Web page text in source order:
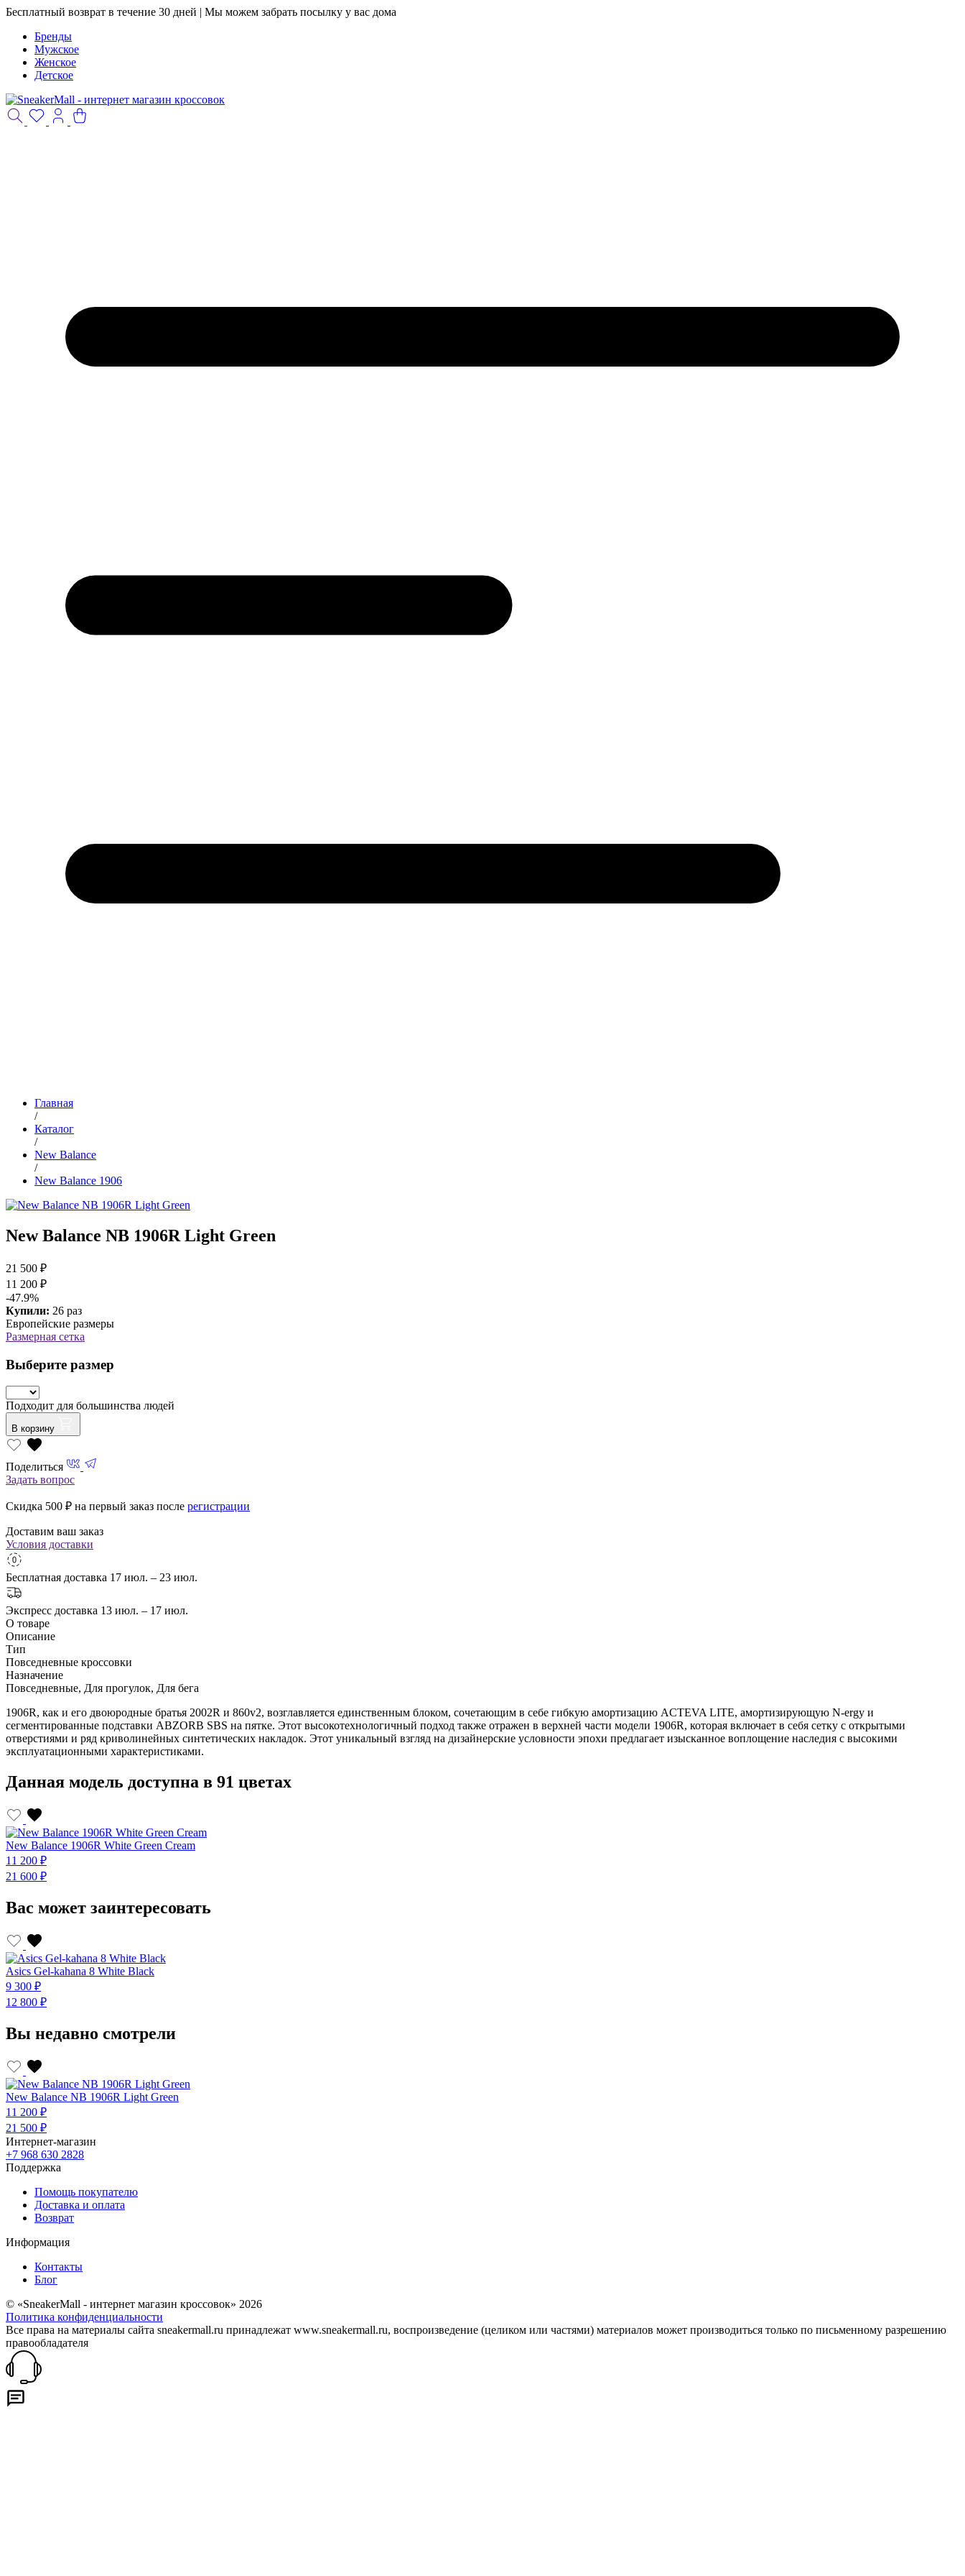
Бесплатный возврат в течение 30 дней | Мы можем забрать посылку у вас дома
Бренды
Мужское
Женское
Детское
Главная
/
Каталог
/
New Balance
/
New Balance 1906
New Balance NB 1906R Light Green
21 500 ₽
11 200 ₽
-47.9%
Купили: 26 раз
Европейские размеры
Размерная сетка
Выберите размер
Подходит для большинства людей
В корзину
Поделиться
Задать вопрос
Скидка 500 ₽ на первый заказ после регистрации
Доставим ваш заказ
Условия доставки
Бесплатная доставка 17 июл. – 23 июл.
Экспресс доставка 13 июл. – 17 июл.
О товаре
Описание
Тип
Повседневные кроссовки
Назначение
Повседневные, Для прогулок, Для бега
1906R, как и его двоюродные братья 2002R и 860v2, возглавляется единственным блоком, сочетающим в себе гибкую амортизацию ACTEVA LITE, амортизирующую N-ergy и
сегментированные подставки ABZORB SBS на пятке. Этот высокотехнологичный подход также отражен в верхней части модели 1906R, которая включает в себя сетку с открытыми
отверстиями и ряд криволинейных синтетических накладок. Этот уникальный взгляд на дизайнерские условности эпохи предлагает изысканное воплощение наследия с высокими
эксплуатационными характеристиками.
Данная модель доступна в 91 цветах
New Balance 1906R White Green Cream
11 200 ₽
21 600 ₽
Вас может заинтересовать
Asics Gel-kahana 8 White Black
9 300 ₽
12 800 ₽
Вы недавно смотрели
New Balance NB 1906R Light Green
11 200 ₽
21 500 ₽
Интернет-магазин
+7 968 630 2828
Поддержка
Помощь покупателю
Доставка и оплата
Возврат
Информация
Контакты
Блог
© «SneakerMall - интернет магазин кроссовок» 2026
Политика конфиденциальности
Все права на материалы сайта sneakermall.ru принадлежат www.sneakermall.ru, воспроизведение (целиком или частями) материалов может производиться только по письменному разрешению
правообладателя